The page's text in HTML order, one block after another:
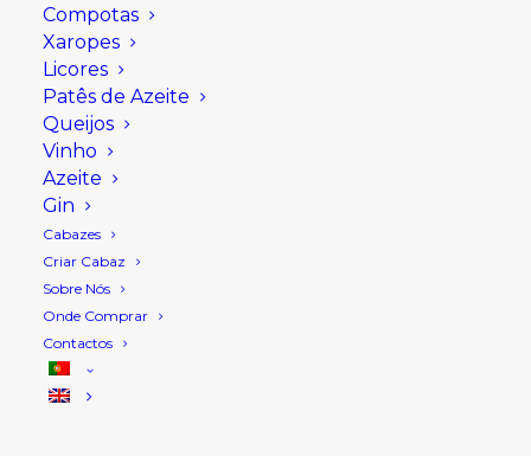
Compotas
Xaropes
Licores
Patês de Azeite
Queijos
Vinho
Azeite
Gin
Cabazes
Criar Cabaz
Sobre Nós
Onde Comprar
Contactos